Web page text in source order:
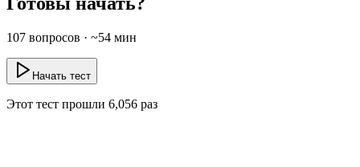
107 вопросов · ~54 мин
Начать тест
Этот тест прошли 6,056 раз